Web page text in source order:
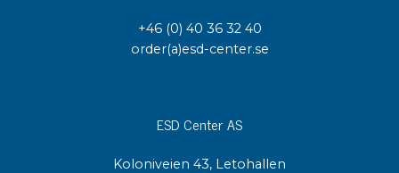
+46 (0) 40 36 32 40
order(a)esd-center.se
ESD Center AS
Koloniveien 43, Letohallen